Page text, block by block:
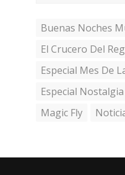
Buenas Noches
El Crucero Del
Especial Mes De
Especial Nostalgia
Magic Fly